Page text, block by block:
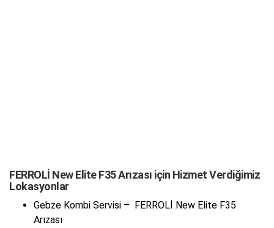
FERROLİ New Elite F35 Arızası için Hizmet Verdiğimiz
Lokasyonlar
Gebze Kombi Servisi – FERROLİ New Elite F35
Arızası